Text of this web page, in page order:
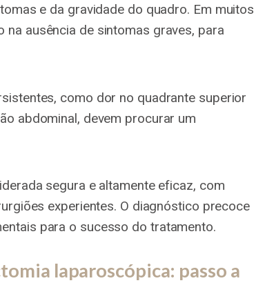
e da gravidade do quadro. Em muitos
ausência de sintomas graves, para
como dor no quadrante superior
abdominal, devem procurar um
segura e altamente eficaz, com
experientes. O diagnóstico precoce
para o sucesso do tratamento.
laparoscópica: passo a